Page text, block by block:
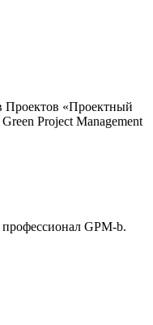
Проектов «Проектный
Project Management
GPM-b.